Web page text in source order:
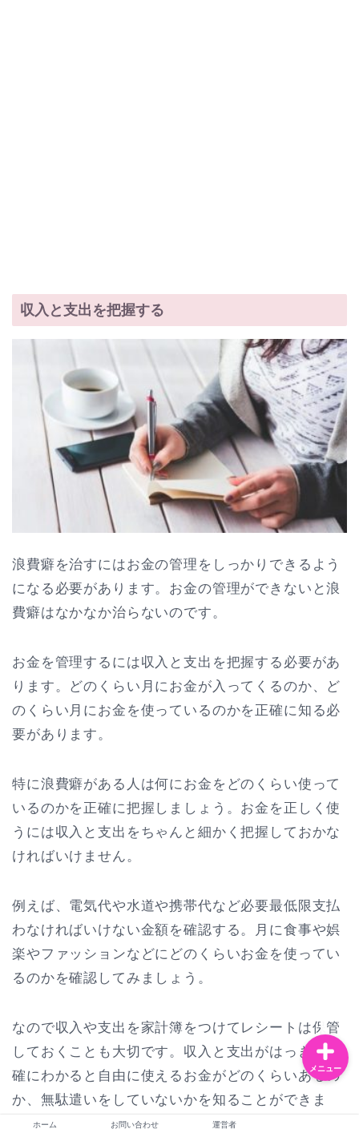
収入と支出を把握する
浪費癖を治すにはお金の管理をしっかりできるよう
になる必要があります。お金の管理ができないと浪
費癖はなかなか治らないのです。
お金を管理するには収入と支出を把握する必要があ
ります。どのくらい月にお金が入ってくるのか、ど
のくらい月にお金を使っているのかを正確に知る必
要があります。
特に浪費癖がある人は何にお金をどのくらい使って
いるのかを正確に把握しましょう。お金を正しく使
うには収入と支出をちゃんと細かく把握しておかな
ければいけません。
例えば、電気代や水道や携帯代など必要最低限支払
わなければいけない金額を確認する。月に食事や娯
楽やファッションなどにどのくらいお金を使ってい
るのかを確認してみましょう。
なので収入や支出を家計簿をつけてレシートは保管
しておくことも大切です。収入と支出がはっきり正
確にわかると自由に使えるお金がどのくらいあるの
か、無駄遣いをしていないかを知ることができま
す。ホーム お問い合わせ 運営者
メニュー
お問い合わせ
恋愛・夫婦
ライフスタイル